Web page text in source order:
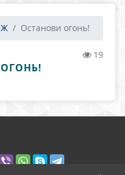
Останови огонь!
19